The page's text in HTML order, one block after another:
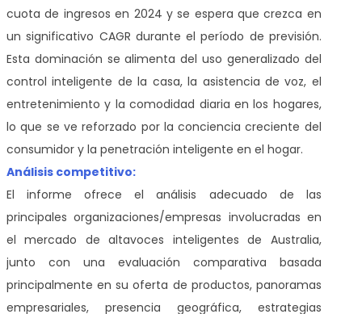
cuota de ingresos en 2024 y se espera que crezca en
un significativo CAGR durante el período de previsión.
Esta dominación se alimenta del uso generalizado del
control inteligente de la casa, la asistencia de voz, el
entretenimiento y la comodidad diaria en los hogares,
lo que se ve reforzado por la conciencia creciente del
consumidor y la penetración inteligente en el hogar.
Análisis competitivo:
El informe ofrece el análisis adecuado de las
principales organizaciones/empresas involucradas en
el mercado de altavoces inteligentes de Australia,
junto con una evaluación comparativa basada
principalmente en su oferta de productos, panoramas
empresariales, presencia geográfica, estrategias